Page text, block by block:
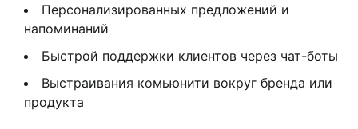
Персонализированных предложений и
напоминаний
Быстрой поддержки клиентов через чат-боты
Выстраивания комьюнити вокруг бренда или
продукта